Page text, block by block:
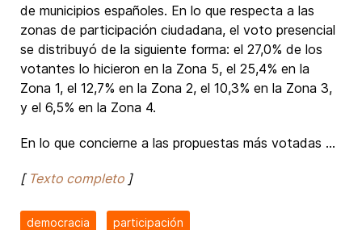
de municipios españoles. En lo que respecta a las
zonas de participación ciudadana, el voto presencial
se distribuyó de la siguiente forma: el 27,0% de los
votantes lo hicieron en la Zona 5, el 25,4% en la
Zona 1, el 12,7% en la Zona 2, el 10,3% en la Zona 3,
y el 6,5% en la Zona 4.
En lo que concierne a las propuestas más votadas ...
[ Texto completo ]
democracia participación